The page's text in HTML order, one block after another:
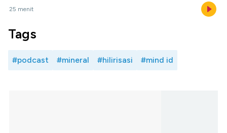
25 menit
Tags
#podcast #mineral #hilirisasi #mind id